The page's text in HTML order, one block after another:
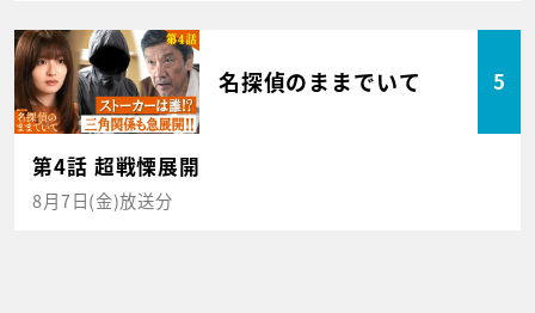
名探偵のままでいて 5
第4話 超戦慄展開
8月7日(金)放送分